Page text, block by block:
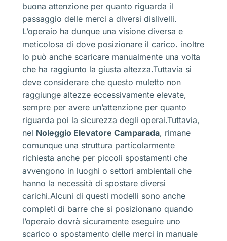
buona attenzione per quanto riguarda il
passaggio delle merci a diversi dislivelli.
L’operaio ha dunque una visione diversa e
meticolosa di dove posizionare il carico. inoltre
lo può anche scaricare manualmente una volta
che ha raggiunto la giusta altezza.Tuttavia si
deve considerare che questo muletto non
raggiunge altezze eccessivamente elevate,
sempre per avere un’attenzione per quanto
riguarda poi la sicurezza degli operai.Tuttavia,
nel Noleggio Elevatore Camparada, rimane
comunque una struttura particolarmente
richiesta anche per piccoli spostamenti che
avvengono in luoghi o settori ambientali che
hanno la necessità di spostare diversi
carichi.Alcuni di questi modelli sono anche
completi di barre che si posizionano quando
l’operaio dovrà sicuramente eseguire uno
scarico o spostamento delle merci in manuale